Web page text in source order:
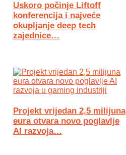
Uskoro počinje Liftoff
konferencija i najveće
okupljanje deep tech
zajednice…
Projekt vrijedan 2,5 milijuna
eura otvara novo poglavlje
AI razvoja…